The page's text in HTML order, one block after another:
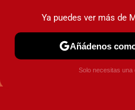
GUÍAS DE COMPRA
Ya puedes ver más de
Añádenos
Solo necesitas una